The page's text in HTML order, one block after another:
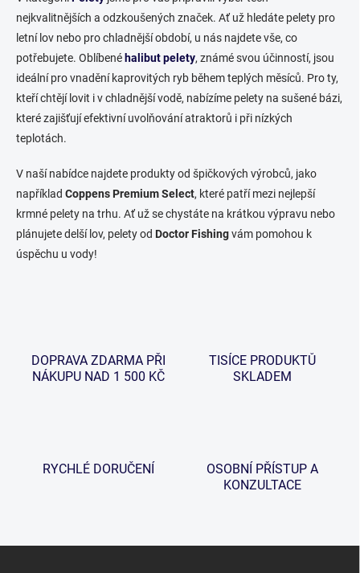
í
p
r
v
k
y
v
ý
u
o
v
á
n
í
nejkvalitnějších a odzkoušených značek. Ať už hledáte pelety pro
letní lov nebo pro chladnější období, u nás najdete vše, co
potřebujete. Oblíbenéhalibut pelety, známé svou účinností, jsou
ideální pro vnadění kaprovitých ryb během teplých měsíců. Pro ty,
kteří chtějí lovit i v chladnější vodě, nabízíme pelety na sušené bázi,
které zajišťují efektivní uvolňování atraktorů i při nízkých
teplotách.
V naší nabídce najdete produkty od špičkových výrobců, jako
například Coppens Premium Select, které patří mezi nejlepší
krmné pelety na trhu. Ať už se chystáte na krátkou výpravu nebo
plánujete delší lov, pelety od Doctor Fishingvám pomohou k
úspěchu u vody!
DOPRAVA ZDARMA PŘI
NÁKUPU NAD 1 500 KČ
TISÍCE PRODUKTŮ
SKLADEM
RYCHLÉ DORUČENÍ
OSOBNÍ PŘÍSTUP A
KONZULTACE